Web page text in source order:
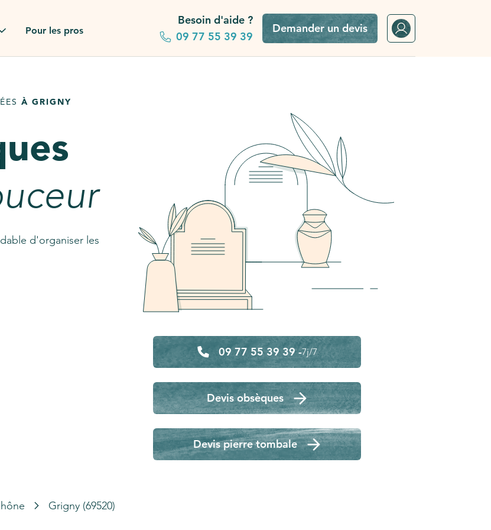
Pour les pros
Besoin d'aide ?
09 77 55 39 39
Demander un devis
À GRIGNY
d'organiser les
09 77 55 39 39 -7j/7
Devis obsèques
Devis pierre tombale
Grigny (69520)